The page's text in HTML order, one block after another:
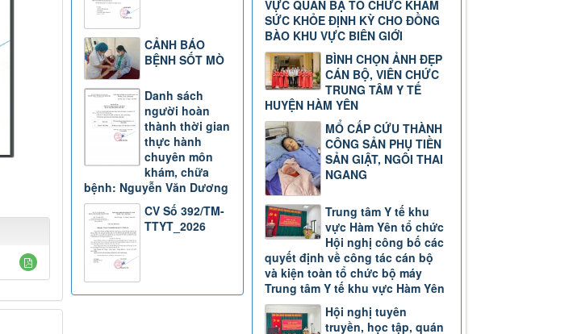
VỰC QUẢN BẠ TỔ CHỨC KHÁM
SỨC KHỎE ĐỊNH KỲ CHO ĐỒNG
BÀO KHU VỰC BIÊN GIỚI
BÌNH CHỌN ẢNH ĐẸP
CÁN BỘ, VIÊN CHỨC
TRUNG TÂM Y TẾ
HUYỆN HÀM YÊN
MỔ CẤP CỨU THÀNH
CÔNG SẢN PHỤ TIỀN
SẢN GIẬT, NGÔI THAI
NGANG
Trung tâm Y tế khu
vực Hàm Yên tổ chức
Hội nghị công bố các
quyết định về công tác cán bộ
và kiện toàn tổ chức bộ máy
Trung tâm Y tế khu vực Hàm Yên
Hội nghị tuyên
truyền, học tập, quán
CẢNH BÁO
BỆNH SỐT MÒ
Danh sách
người hoàn
thành thời gian
thực hành
chuyên môn
khám, chữa
bệnh: Nguyễn Văn Dương
CV Số 392/TM-
TTYT_2026